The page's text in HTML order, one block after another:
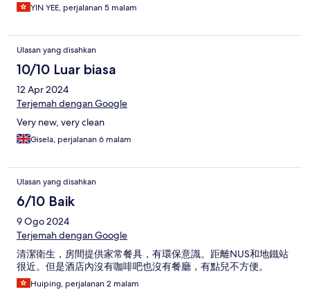
YIN YEE, perjalanan 5 malam
Ulasan yang disahkan
10/10 Luar biasa
12 Apr 2024
Terjemah dengan Google
Very new, very clean
Gisela, perjalanan 6 malam
Ulasan yang disahkan
6/10 Baik
9 Ogo 2024
Terjemah dengan Google
清潔衛生，房間提供家常餐具，有環保意識。距離NUS和地鐵站
很近。但是酒店內沒有咖啡吧也沒有餐廳，有點兒不方便。
Huiping, perjalanan 2 malam